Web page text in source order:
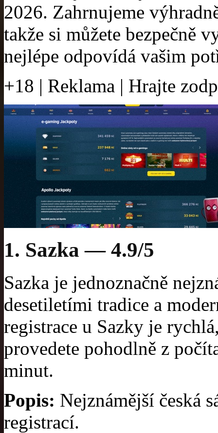
2026. Zahrnujeme
takže si můžete bezpečně
nejlépe odpovídá vašim
+18 | Reklama | Hrajte
1. Sazka — 4.9/5
Sazka je jednoznačně
desetiletími tradice a
registrace u Sazky je
provedete pohodlně z
minut.
Popis: Nejznámější česká
registrací.